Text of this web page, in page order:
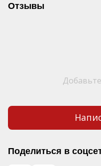
Отзывы
Поделиться в